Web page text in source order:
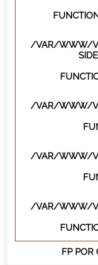
/VAR/WWW/
/VAR/WWW/
/VAR/WWW/
/VAR/WWW/
FP POR